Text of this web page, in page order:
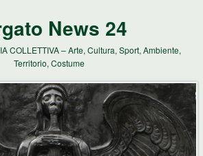
News 24
COLLETTIVA – Arte, Cultura, Sport, Ambiente,
Territorio, Costume